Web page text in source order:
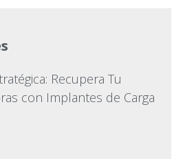
Recupera Tu
con Implantes de Carga